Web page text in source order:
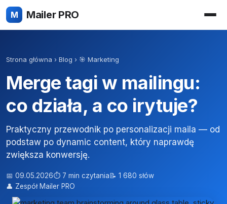
M Mailer PRO
Strona główna › Blog › 🎯 Marketing
Merge tagi w mailingu:
co działa, a co irytuje?
Praktyczny przewodnik po personalizacji maila — od
podstaw po dynamic content, który naprawdę
zwiększa konwersję.
📅 09.05.2026⏱ 7 min czytania📝 1 680 słów
👤 Zespół Mailer PRO